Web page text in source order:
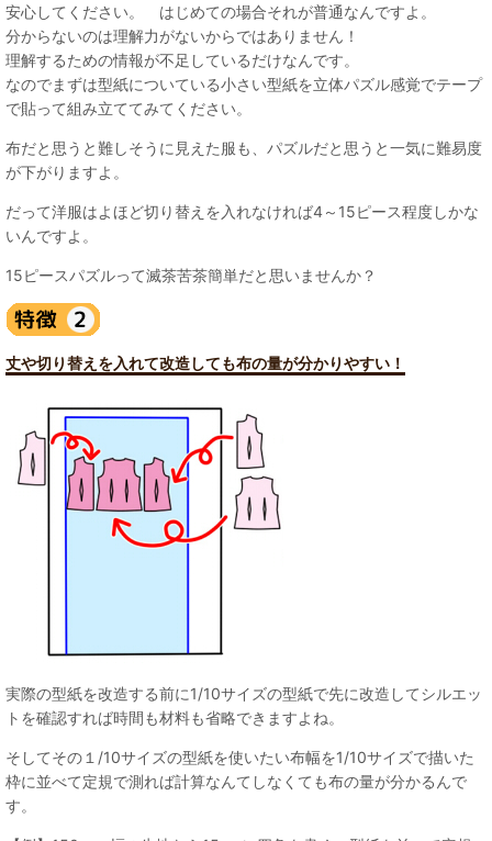
安心してください。 はじめての場合それが普通なんですよ。
分からないのは理解力がないからではありません！
理解するための情報が不足しているだけなんです。
なのでまずは型紙についている小さい型紙を立体パズル感覚でテープ
で貼って組み立ててみてください。
布だと思うと難しそうに見えた服も、パズルだと思うと一気に難易度
が下がりますよ。
だって洋服はよほど切り替えを入れなければ4～15ピース程度しかな
いんですよ。
15ピースパズルって滅茶苦茶簡単だと思いませんか？
丈や切り替えを入れて改造しても布の量が分かりやすい！
実際の型紙を改造する前に1/10サイズの型紙で先に改造してシルエッ
トを確認すれば時間も材料も省略できますよね。
そしてその１/10サイズの型紙を使いたい布幅を1/10サイズで描いた
枠に並べて定規で測れば計算なんてしなくても布の量が分かるんで
す。